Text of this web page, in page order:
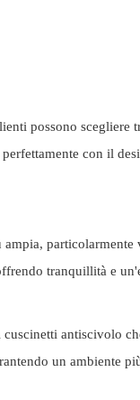
possono scegliere
con il
tranquillità e
antiscivolo
un ambiente